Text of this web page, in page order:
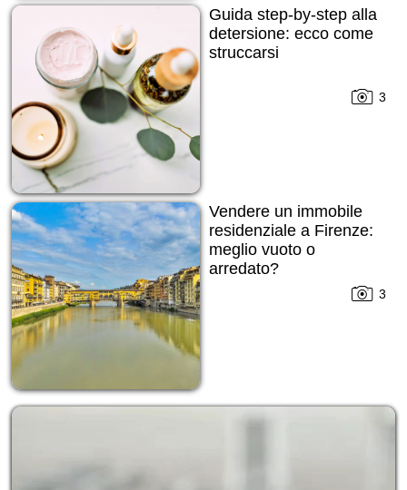
Guida step-by-step alla
detersione: ecco come
struccarsi
3
Vendere un immobile
residenziale a Firenze:
meglio vuoto o
arredato?
3